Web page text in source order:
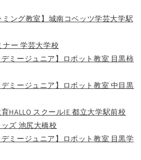
ミング教室】城南コベッツ学芸大学駅
ナー 学芸大学校
デミージュニア】ロボット教室 目黒柿
デミージュニア】ロボット教室 中目黒
HALLO スクールIE 都立大学駅前校
ズ 池尻大橋校
デミージュニア】ロボット教室 目黒学